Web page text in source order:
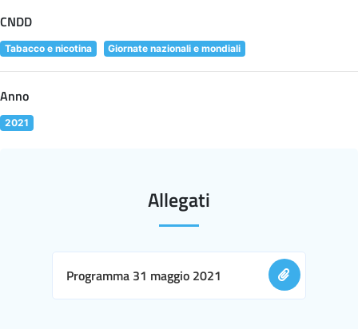
CNDD
Tabacco e nicotina Giornate nazionali e mondiali
Anno
2021
Allegati
Programma 31 maggio 2021